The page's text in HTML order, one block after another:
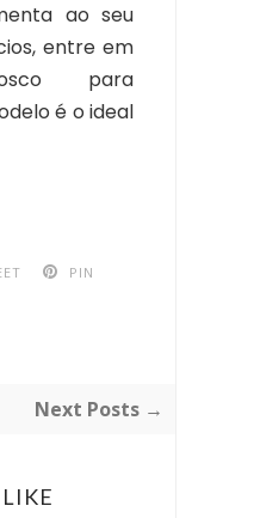
ao seu
entre em
para
é o ideal
PIN
Next Posts →